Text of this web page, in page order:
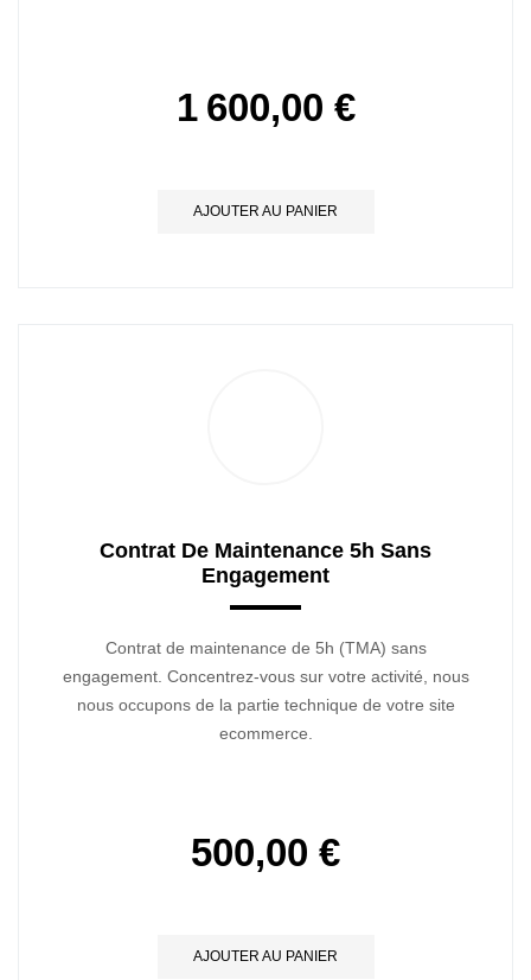
1 600,00 €
AJOUTER AU PANIER
Contrat De Maintenance 5h Sans
Engagement
Contrat de maintenance de 5h (TMA) sans
engagement. Concentrez-vous sur votre activité, nous
nous occupons de la partie technique de votre site
ecommerce.
500,00 €
AJOUTER AU PANIER